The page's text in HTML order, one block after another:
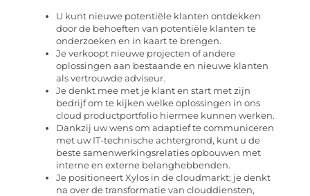
U kunt nieuwe potentiële klanten ontdekken
door de behoeften van potentiële klanten te
onderzoeken en in kaart te brengen.
Je verkoopt nieuwe projecten of andere
oplossingen aan bestaande en nieuwe klanten
als vertrouwde adviseur.
Je denkt mee met je klant en start met zijn
bedrijf om te kijken welke oplossingen in ons
cloud productportfolio hiermee kunnen werken.
Dankzij uw wens om adaptief te communiceren
met uw IT-technische achtergrond, kunt u de
beste samenwerkingsrelaties opbouwen met
interne en externe belanghebbenden.
Je positioneert Xylos in de cloudmarkt; je denkt
na over de transformatie van clouddiensten,